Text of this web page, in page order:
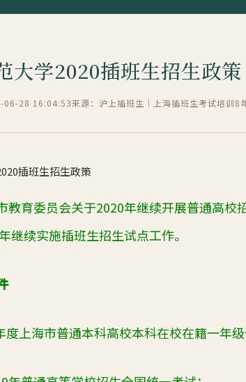
大学2020插班生招生政策
06-28 16:04:53来源：沪上插班生｜上海插班生考试培训8
插班生招生政策
教育委员会关于2020年继续开展普通高
继续实施插班生招生试点工作。
度上海市普通本科高校本科在校在籍一年